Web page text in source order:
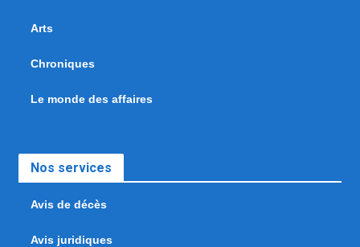
Arts
Chroniques
Le monde des affaires
Nos services
Avis de décès
Avis juridiques